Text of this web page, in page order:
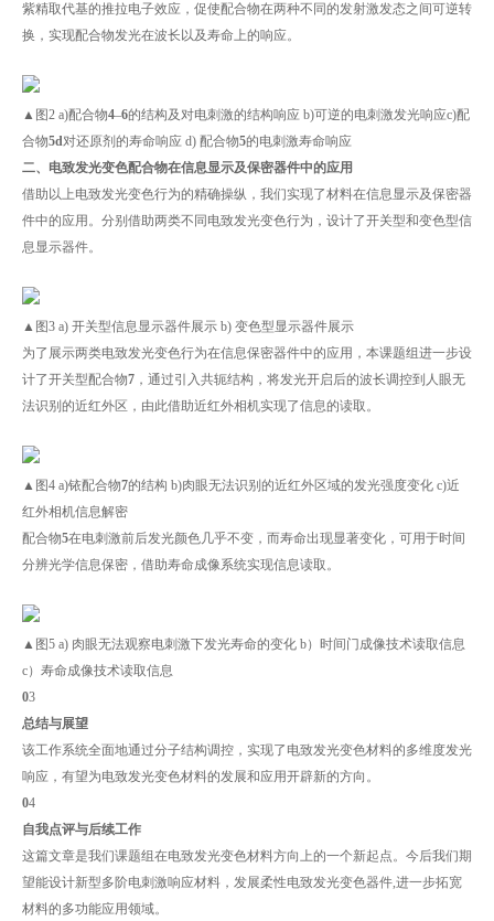
紫精取代基的推拉电子效应，促使配合物在两种不同的发射激发态之间可逆转
换，实现配合物发光在波长以及寿命上的响应。
▲图2 a)配合物4–6的结构及对电刺激的结构响应 b)可逆的电刺激发光响应c)配
合物5d对还原剂的寿命响应 d) 配合物5的电刺激寿命响应
二、电致发光变色配合物在信息显示及保密器件中的应用
借助以上电致发光变色行为的精确操纵，我们实现了材料在信息显示及保密器
件中的应用。分别借助两类不同电致发光变色行为，设计了开关型和变色型信
息显示器件。
▲图3 a) 开关型信息显示器件展示 b) 变色型显示器件展示
为了展示两类电致发光变色行为在信息保密器件中的应用，本课题组进一步设
计了开关型配合物7 ，通过引入共轭结构，将发光开启后的波长调控到人眼无
法识别的近红外区，由此借助近红外相机实现了信息的读取。
▲图4 a)铱配合物7的结构 b)肉眼无法识别的近红外区域的发光强度变化 c)近
红外相机信息解密
配合物5在电刺激前后发光颜色几乎不变，而寿命出现显著变化，可用于时间
分辨光学信息保密，借助寿命成像系统实现信息读取。
▲图5 a) 肉眼无法观察电刺激下发光寿命的变化 b）时间门成像技术读取信息
c）寿命成像技术读取信息
03
总结与展望
该工作系统全面地通过分子结构调控，实现了电致发光变色材料的多维度发光
响应，有望为电致发光变色材料的发展和应用开辟新的方向。
04
自我点评与后续工作
这篇文章是我们课题组在电致发光变色材料方向上的一个新起点。今后我们期
望能设计新型多阶电刺激响应材料，发展柔性电致发光变色器件,进一步拓宽
材料的多功能应用领域。